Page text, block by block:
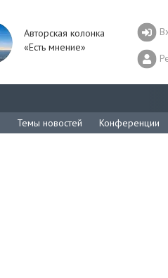
Авторская колонка
«Есть мнение»
Темы новостей Конференции